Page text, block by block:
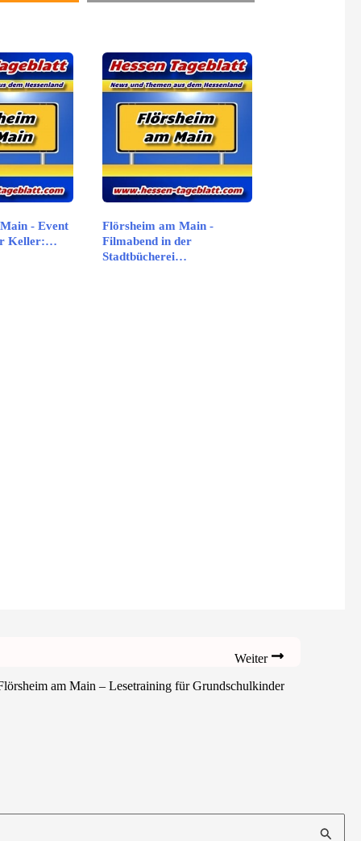
- Event
Keller:…
Flörsheim am Main -
Filmabend in der
Stadtbücherei…
Weiter
am Main – Lesetraining für Grundschulkinder